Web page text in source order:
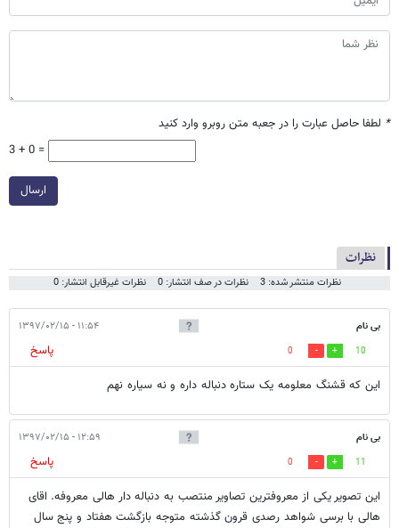
* لطفا حاصل عبارت را در جعبه متن روبرو وارد کنید
3 + 0 =
ارسال
نظرات
نظرات منتشر شده: 3 نظرات در صف انتشار: 0 نظرات غیرقابل انتشار: 0
بی نام ۱۱:۵۴ - ۱۳۹۷/۰۲/۱۵
10
0
پاسخ
این که قشنگ معلومه یک ستاره دنباله داره و نه سیاره نهم
بی نام ۱۲:۵۹ - ۱۳۹۷/۰۲/۱۵
11
0
پاسخ
این تصویر یکی از معروفترین تصاویر منتصب به دنباله دار هالی معروفه. اقای
هالی با برسی شواهد رصدی قرون گذشته متوجه بازگشت هفتاد و پنج سال